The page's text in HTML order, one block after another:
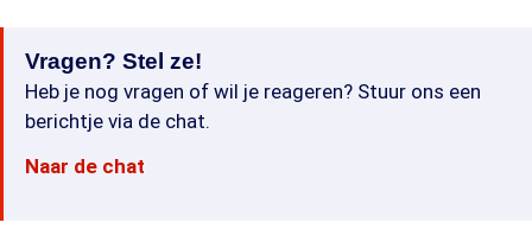
Vragen? Stel ze!
Heb je nog vragen of wil je reageren? Stuur ons een
berichtje via de chat.
Naar de chat